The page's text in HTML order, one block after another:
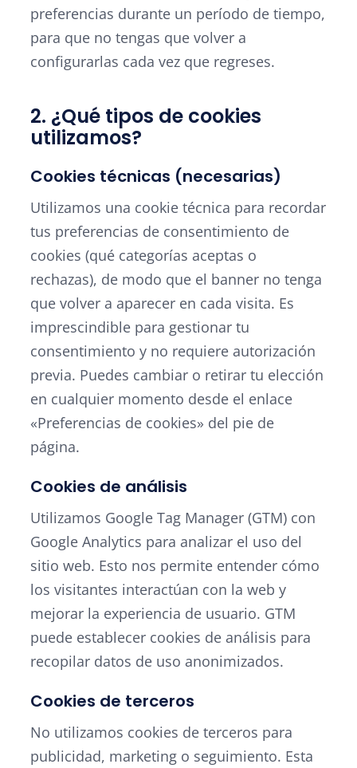
preferencias durante un período de tiempo,
para que no tengas que volver a
configurarlas cada vez que regreses.
2. ¿Qué tipos de cookies
utilizamos?
Cookies técnicas (necesarias)
Utilizamos una cookie técnica para recordar
tus preferencias de consentimiento de
cookies (qué categorías aceptas o
rechazas), de modo que el banner no tenga
que volver a aparecer en cada visita. Es
imprescindible para gestionar tu
consentimiento y no requiere autorización
previa. Puedes cambiar o retirar tu elección
en cualquier momento desde el enlace
«Preferencias de cookies» del pie de
página.
Cookies de análisis
Utilizamos Google Tag Manager (GTM) con
Google Analytics para analizar el uso del
sitio web. Esto nos permite entender cómo
los visitantes interactúan con la web y
mejorar la experiencia de usuario. GTM
puede establecer cookies de análisis para
recopilar datos de uso anonimizados.
Cookies de terceros
No utilizamos cookies de terceros para
publicidad, marketing o seguimiento. Esta